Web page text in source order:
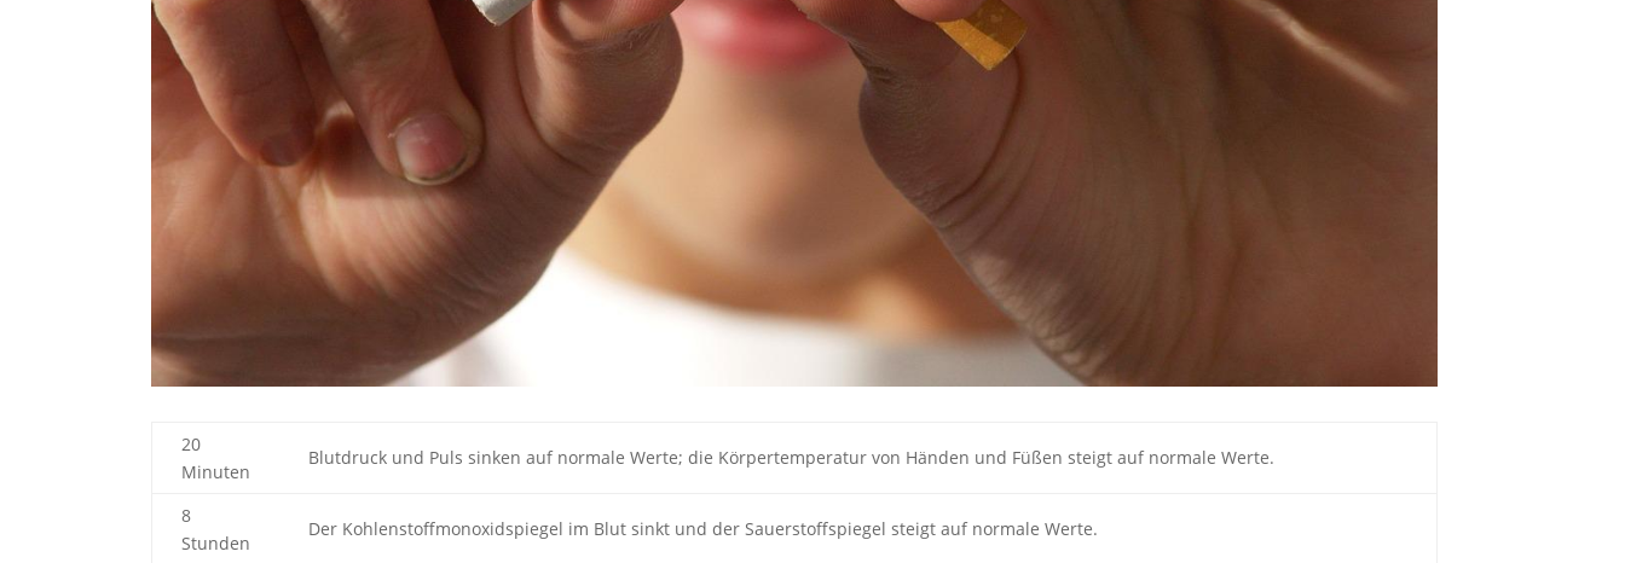
20
Minuten
Blutdruck und Puls sinken auf normale Werte; die Körpertemperatur von Händen und Füßen steigt auf normale Werte.
8
Stunden
Der Kohlenstoffmonoxidspiegel im Blut sinkt und der Sauerstoffspiegel steigt auf normale Werte.